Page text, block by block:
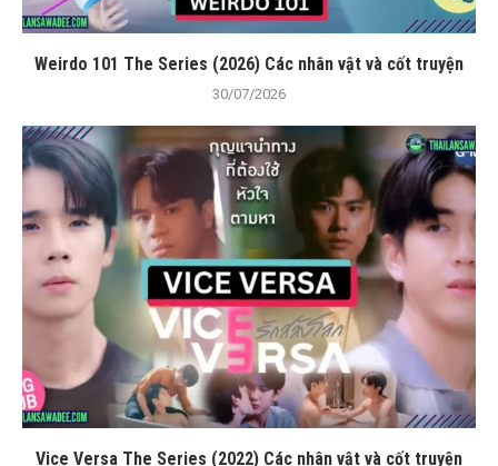
Weirdo 101 The Series (2026) Các nhân vật và cốt truyện
30/07/2026
Vice Versa The Series (2022) Các nhân vật và cốt truyện